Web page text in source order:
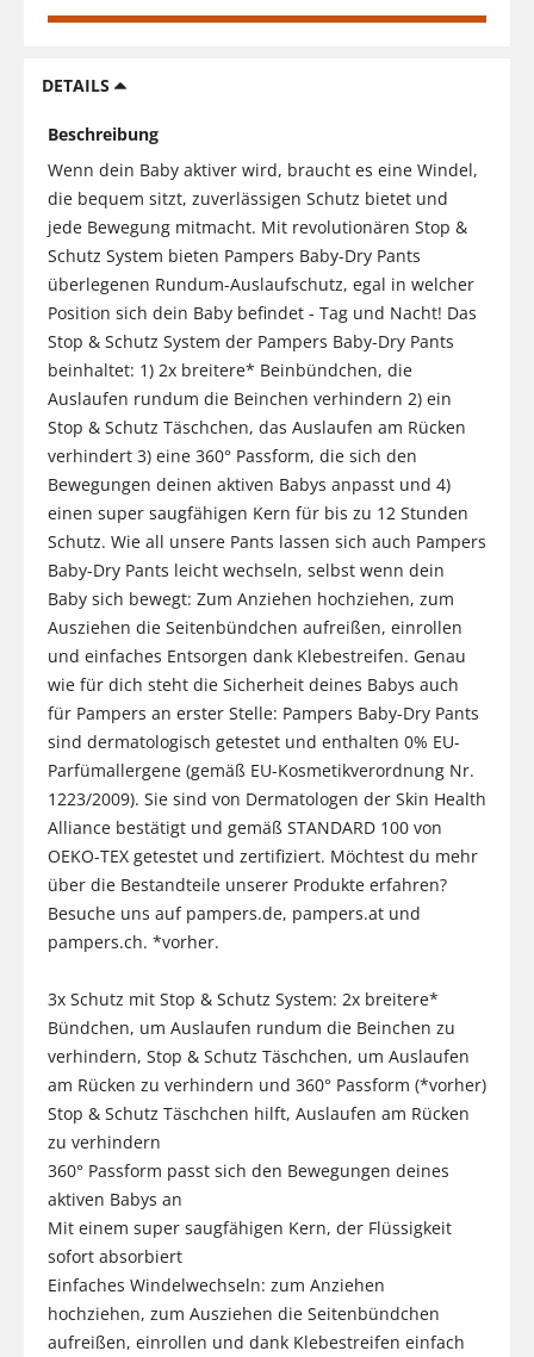
DETAILS
Beschreibung
Wenn dein Baby aktiver wird, braucht es eine Windel,
die bequem sitzt, zuverlässigen Schutz bietet und
jede Bewegung mitmacht. Mit revolutionären Stop &
Schutz System bieten Pampers Baby-Dry Pants
überlegenen Rundum-Auslaufschutz, egal in welcher
Position sich dein Baby befindet - Tag und Nacht! Das
Stop & Schutz System der Pampers Baby-Dry Pants
beinhaltet: 1) 2x breitere* Beinbündchen, die
Auslaufen rundum die Beinchen verhindern 2) ein
Stop & Schutz Täschchen, das Auslaufen am Rücken
verhindert 3) eine 360° Passform, die sich den
Bewegungen deinen aktiven Babys anpasst und 4)
einen super saugfähigen Kern für bis zu 12 Stunden
Schutz. Wie all unsere Pants lassen sich auch Pampers
Baby-Dry Pants leicht wechseln, selbst wenn dein
Baby sich bewegt: Zum Anziehen hochziehen, zum
Ausziehen die Seitenbündchen aufreißen, einrollen
und einfaches Entsorgen dank Klebestreifen. Genau
wie für dich steht die Sicherheit deines Babys auch
für Pampers an erster Stelle: Pampers Baby-Dry Pants
sind dermatologisch getestet und enthalten 0% EU-
Parfümallergene (gemäß EU-Kosmetikverordnung Nr.
1223/2009). Sie sind von Dermatologen der Skin Health
Alliance bestätigt und gemäß STANDARD 100 von
OEKO-TEX getestet und zertifiziert. Möchtest du mehr
über die Bestandteile unserer Produkte erfahren?
Besuche uns auf pampers.de, pampers.at und
pampers.ch. *vorher.
3x Schutz mit Stop & Schutz System: 2x breitere*
Bündchen, um Auslaufen rundum die Beinchen zu
verhindern, Stop & Schutz Täschchen, um Auslaufen
am Rücken zu verhindern und 360° Passform (*vorher)
Stop & Schutz Täschchen hilft, Auslaufen am Rücken
zu verhindern
360° Passform passt sich den Bewegungen deines
aktiven Babys an
Mit einem super saugfähigen Kern, der Flüssigkeit
sofort absorbiert
Einfaches Windelwechseln: zum Anziehen
hochziehen, zum Ausziehen die Seitenbündchen
aufreißen, einrollen und dank Klebestreifen einfach